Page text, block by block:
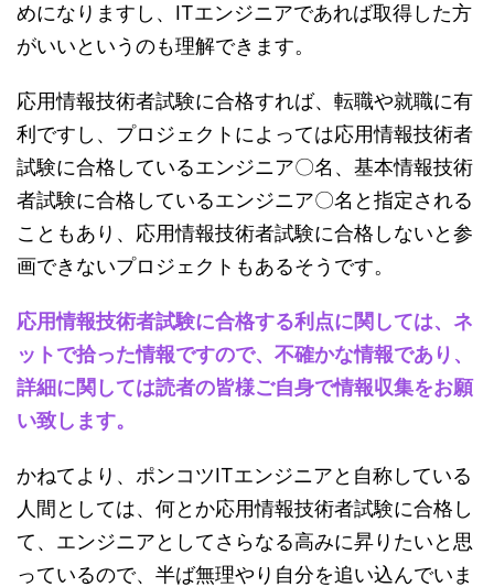
めになりますし、ITエンジニアであれば取得した方
がいいというのも理解できます。
応用情報技術者試験に合格すれば、転職や就職に有
利ですし、プロジェクトによっては応用情報技術者
試験に合格しているエンジニア〇名、基本情報技術
者試験に合格しているエンジニア〇名と指定される
こともあり、応用情報技術者試験に合格しないと参
画できないプロジェクトもあるそうです。
応用情報技術者試験に合格する利点に関しては、ネ
ットで拾った情報ですので、不確かな情報であり、
詳細に関しては読者の皆様ご自身で情報収集をお願
い致します。
かねてより、ポンコツITエンジニアと自称している
人間としては、何とか応用情報技術者試験に合格し
て、エンジニアとしてさらなる高みに昇りたいと思
っているので、半ば無理やり自分を追い込んでいま